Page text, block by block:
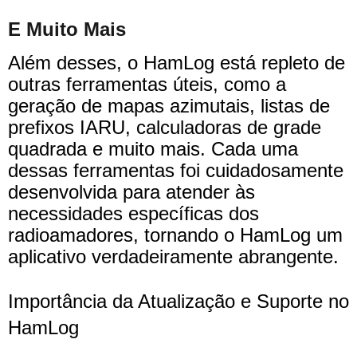
E Muito Mais
Além desses, o HamLog está repleto de
outras ferramentas úteis, como a
geração de mapas azimutais, listas de
prefixos IARU, calculadoras de grade
quadrada e muito mais. Cada uma
dessas ferramentas foi cuidadosamente
desenvolvida para atender às
necessidades específicas dos
radioamadores, tornando o HamLog um
aplicativo verdadeiramente abrangente.
Importância da Atualização e Suporte no
HamLog